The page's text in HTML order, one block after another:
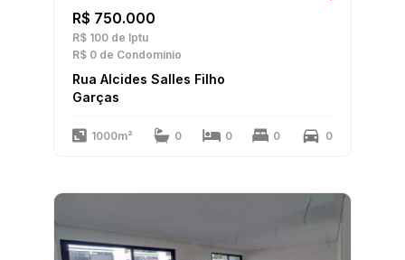
R$ 750.000
R$ 100 de Iptu
R$ 0 de Condomínio
Rua Alcides Salles Filho
Garças
1000m² 0 0 0 0